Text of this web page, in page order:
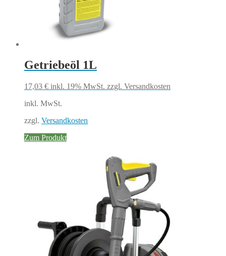
Getriebeöl 1L
17,03 € inkl. 19% MwSt. zzgl. Versandkosten
inkl. MwSt.
zzgl. Versandkosten
Zum Produkt